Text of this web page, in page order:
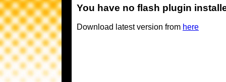
You have no flash plugin
Download latest version from here